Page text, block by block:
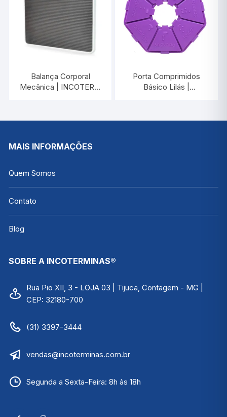
Balança Corporal
Mecânica | INCOTERM
Porta Comprimidos
Básico Lilás |
MAIS INFORMAÇÕES
Quem Somos
Contato
Blog
SOBRE A INCOTERMINAS®
Rua Pio XII, 3 - LOJA 03 | Tijuca, Contagem - MG |
CEP: 32180-700
(31) 3397-3444
vendas@incoterminas.com.br
Segunda a Sexta-Feira: 8h às 18h